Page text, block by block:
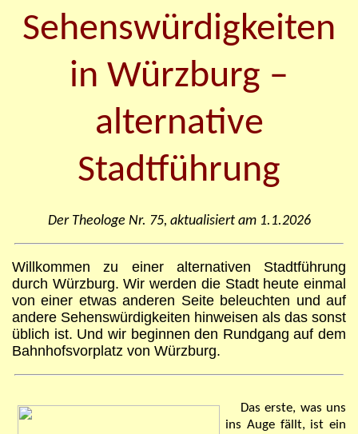
Sehenswürdigkeiten
in Würzburg –
alternative
Stadtführung
Der Theologe Nr. 75, aktualisiert am 1.1.2026
Willkommen zu einer alternativen Stadtführung
durch Würzburg. Wir werden die Stadt heute einmal
von einer etwas anderen Seite beleuchten und auf
andere Sehenswürdigkeiten hinweisen als das sonst
üblich ist. Und wir beginnen den Rundgang auf dem
Bahnhofsvorplatz von Würzburg.
Das erste, was uns
ins Auge fällt, ist ein